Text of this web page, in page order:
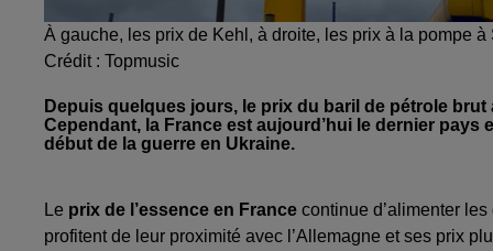
À gauche, les prix de Kehl, à droite, les prix à la pompe à
Crédit : Topmusic
Depuis quelques jours, le prix du baril de pétrole
Cependant, la France est aujourd’hui le dernier
début de la guerre en Ukraine.
Le prix de l’essence en France continue d’alimenter
profitent de leur proximité avec l’Allemagne et ses prix